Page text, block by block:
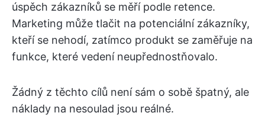
úspěch zákazníků se měří podle retence.
Marketing může tlačit na potenciální zákazníky,
kteří se nehodí, zatímco produkt se zaměřuje na
funkce, které vedení neupřednostňovalo.
Žádný z těchto cílů není sám o sobě špatný, ale
náklady na nesoulad jsou reálné.